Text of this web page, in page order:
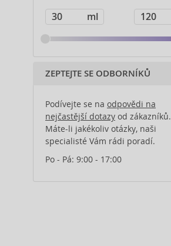
Agent Provocateur (13)
Ahava (49)
Aigner (43)
Ajmal (168)
Al Haramain (201)
Alberta Ferretti (1)
Alcina (156)
Alexander McQueen (2)
Alexandre.J (32)
Alfaparf Milano (175)
ZEPTEJTE SE ODBORNÍKŮ
Podívejte se na odpovědi na
nejčastější dotazy od zákazníků.
Máte-li jakékoliv otázky, naši
specialisté Vám rádi poradí.
Po - Pá: 9:00 - 17:00